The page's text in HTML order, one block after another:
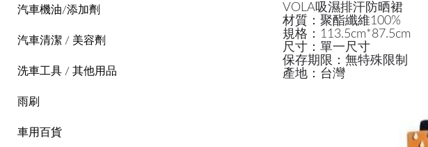
汽車機油/添加劑
汽車清潔 / 美容劑
洗車工具 / 其他用品
雨刷
車用百貨
VOLA吸濕排汗防晒裙
材質：聚酯纖維100%
規格：113.5cm*87.5cm
尺寸：單一尺寸
保存期限：無特殊限制
產地：台灣